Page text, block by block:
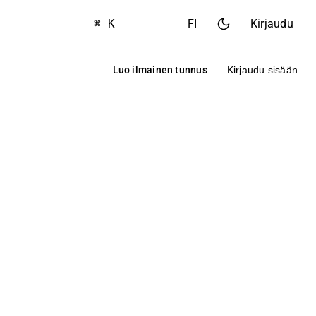
⌘ K FI Kirjaudu
Luo ilmainen tunnus Kirjaudu sisään